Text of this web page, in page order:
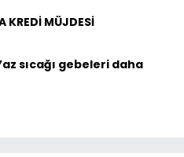
KREDİ MÜJDESİ
sıcağı gebeleri daha